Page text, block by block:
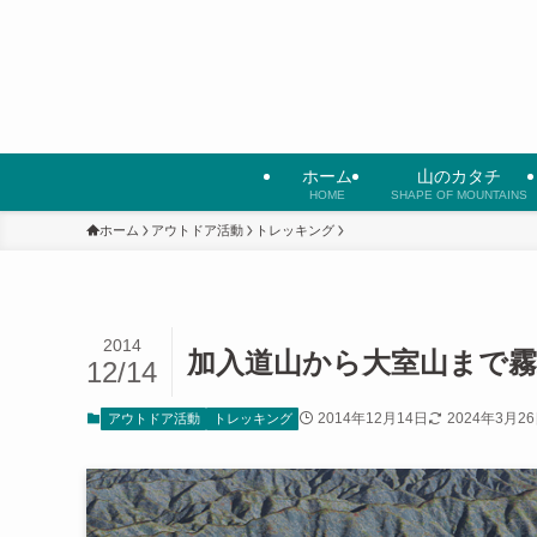
ホーム
HOME
山のカタチ
SHAPE OF MOUNTAINS
ホーム アウトドア活動 トレッキング
加入道山から大室山まで
2014
12/14
アウトドア活動 トレッキング 2014年12月14日 2024年3月26